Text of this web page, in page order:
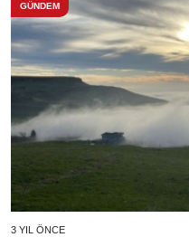
GÜNDEM
3 YIL ÖNCE